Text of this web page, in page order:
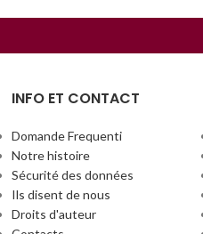
INFO ET CONTACT
Domande Frequenti
Notre histoire
Sécurité des données
Ils disent de nous
Droits d'auteur